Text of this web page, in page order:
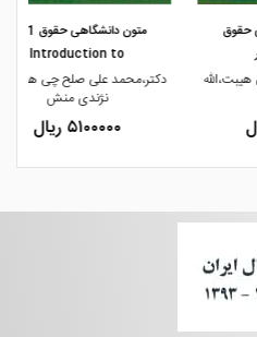
متون دانشگاهی حقوق 1 an
Introduction to
دکتر،محمد علی صلح چی هیبت،الله
نژندی منش